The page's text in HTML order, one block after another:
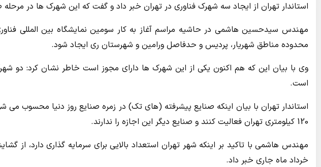
استاندار تهران از ایجاد سه شهرک فناوری در تهران خبر داد و گفت که این شهرک ها در
مهندس سیدحسین هاشمی در حاشیه مراسم آغاز به کار سومین نمایشگاه بین المللی
محدوده مناطق شهریار، پردیس و حدفاصل ورامین و شهرستان ری ایجاد شود.
وی با بیان این که هم اکنون یکی از این شهرک ها دارای مجوز است خاطر نشان کرد: دو
است.
استاندار تهران با بیان اینکه صنایع پیشرفته (های تک) در زمره صنایع روز دنیا محسوب می
120 کیلومتری تهران فعالیت کنند و صنایع دیگر این اجازه را ندارند.
مهندس هاشمی با تاکید بر اینکه شهر تهران استعداد بالایی برای سرمایه گذاری دارد، از
خرداد ماه جاری خبر داد.